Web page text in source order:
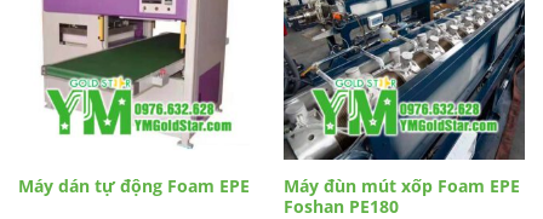
Máy dán tự động Foam EPE
Máy đùn mút xốp Foam EPE
Foshan PE180